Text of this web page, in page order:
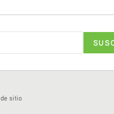
de sitio